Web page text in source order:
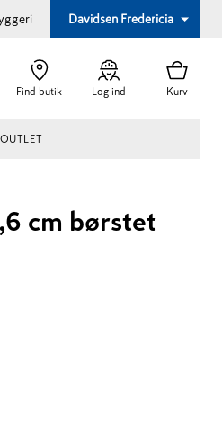
Davidsen Fredericia
Find butik Log ind Kurv
OUTLET
cm børstet